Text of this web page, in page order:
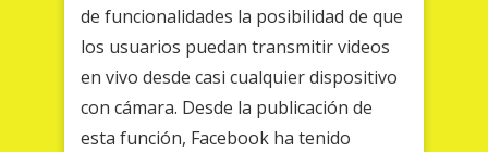
de funcionalidades la posibilidad de que
los usuarios puedan transmitir videos
en vivo desde casi cualquier dispositivo
con cámara. Desde la publicación de
esta función, Facebook ha tenido